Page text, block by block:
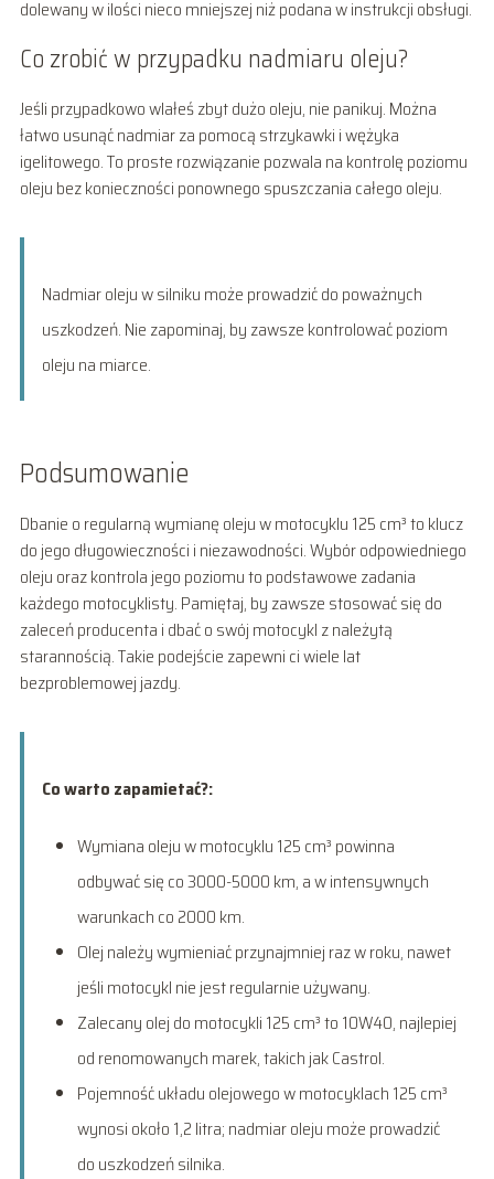
dolewany w ilości nieco mniejszej niż podana w instrukcji obsługi.
Co zrobić w przypadku nadmiaru oleju?
Jeśli przypadkowo wlałeś zbyt dużo oleju, nie panikuj. Można
łatwo usunąć nadmiar za pomocą strzykawki i wężyka
igelitowego. To proste rozwiązanie pozwala na kontrolę poziomu
oleju bez konieczności ponownego spuszczania całego oleju.
Nadmiar oleju w silniku może prowadzić do poważnych
uszkodzeń. Nie zapominaj, by zawsze kontrolować poziom
oleju na miarce.
Podsumowanie
Dbanie o regularną wymianę oleju w motocyklu 125 cm³ to klucz
do jego długowieczności i niezawodności. Wybór odpowiedniego
oleju oraz kontrola jego poziomu to podstawowe zadania
każdego motocyklisty. Pamiętaj, by zawsze stosować się do
zaleceń producenta i dbać o swój motocykl z należytą
starannością. Takie podejście zapewni ci wiele lat
bezproblemowej jazdy.
Co warto zapamietać?:
Wymiana oleju w motocyklu 125 cm³ powinna
odbywać się co 3000-5000 km, a w intensywnych
warunkach co 2000 km.
Olej należy wymieniać przynajmniej raz w roku, nawet
jeśli motocykl nie jest regularnie używany.
Zalecany olej do motocykli 125 cm³ to 10W40, najlepiej
od renomowanych marek, takich jak Castrol.
Pojemność układu olejowego w motocyklach 125 cm³
wynosi około 1,2 litra; nadmiar oleju może prowadzić
do uszkodzeń silnika.